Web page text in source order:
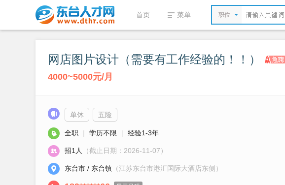
首页 菜单 职位
网店图片设计（需要有工作经验的！！）
4000~5000元/月
单休 五险
全职 | 学历不限 | 经验1-3年
招1人 （截止日期：2026-11-07）
东台市 / 东台镇 （江苏东台市港汇国际大酒店东侧）